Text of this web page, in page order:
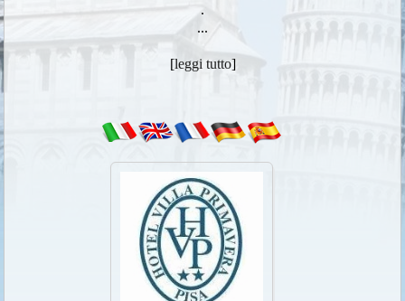
.
...
[leggi tutto]